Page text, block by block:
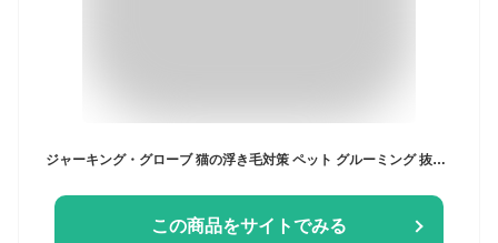
ジャーキング・グローブ 猫の浮き毛対策 ペット グルーミング 抜け毛 防止 マッサージにもなります 高品質ラバー 犬 猫 ブラシ トリミング ペット用品 グルーミンググローブ ポイント消化ペット お風呂 ブラシ 手袋 猫 うさぎ 猫に使える マッサージ 抜け毛抜き 毛取り
この商品をサイトでみる